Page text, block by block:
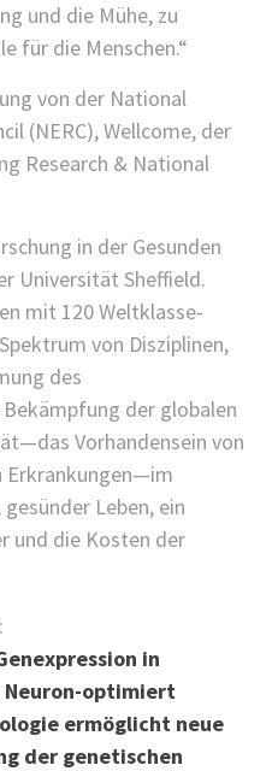
und die Mühe, zu
für die Menschen.“
von der National
(NERC), Wellcome, der
Research & National
in der Gesunden
Universität Sheffield.
mit 120 Weltklasse-
von Disziplinen,
des
der globalen
Vorhandensein von
Erkrankungen—im
Leben, ein
und die Kosten der
in
Neuron-optimiert
ermöglicht neue
der genetischen